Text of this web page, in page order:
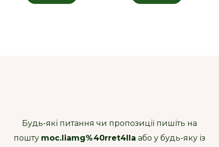
Будь-які питання чи пропозиції пишіть на
пошту moc.liamg%40rret4lla або у будь-яку із